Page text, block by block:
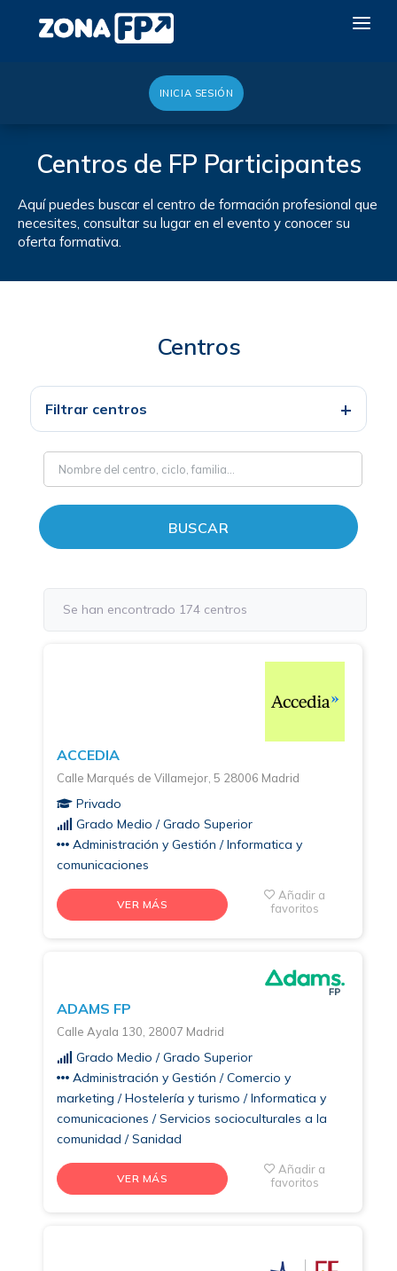
CONTACTO
INICIA SESIÓN
Centros de FP Participantes
Aquí puedes buscar el centro de formación profesional que
necesites, consultar su lugar en el evento y conocer su
oferta formativa.
Centros
Filtrar centros +
BUSCAR
Se han encontrado 174 centros
ACCEDIA
Calle Marqués de Villamejor, 5 28006 Madrid
Privado
Grado Medio / Grado Superior
Administración y Gestión / Informatica y
comunicaciones
VER MÁS
Añadir a
favoritos
ADAMS FP
Calle Ayala 130, 28007 Madrid
Grado Medio / Grado Superior
Administración y Gestión / Comercio y
marketing / Hostelería y turismo / Informatica y
comunicaciones / Servicios socioculturales a la
comunidad / Sanidad
VER MÁS
Añadir a
favoritos